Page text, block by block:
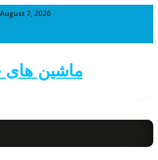
August 7, 2026
ماشین های